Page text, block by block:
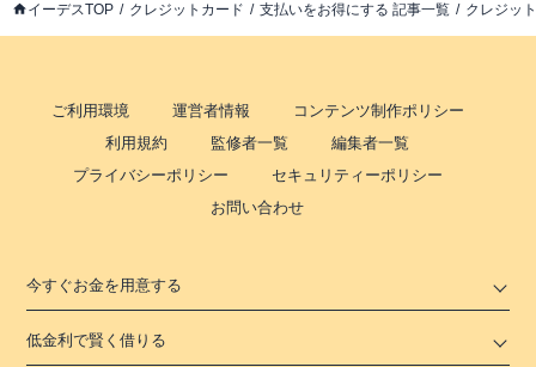
イーデスTOP クレジットカード 支払いをお得にする 記事一覧 クレジッ
ご利用環境 運営者情報
コンテンツ制作ポリシー
利用規約
監修者一覧
編集者一覧
プライバシーポリシー
セキュリティーポリシー
お問い合わせ
今すぐお金を用意する
低金利で賢く借りる